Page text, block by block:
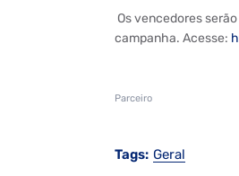
Os vencedores
campanha. Acesse:
Parceiro
Tags: Geral